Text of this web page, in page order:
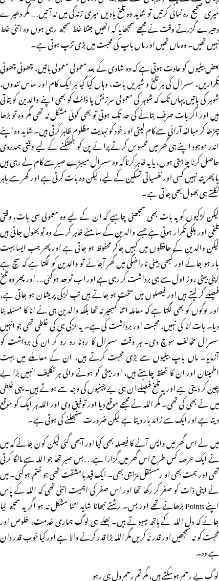
میری صحیح رہ نمائی کرتیں تو شاید وہ تلخ یادیں میری زندگی میں نہ آتیں… مگر دھیرے
دھیرے گزرتے وقت نے مجھے سمجھایا کہ انھیں جتنا غلط سمجھ رہی ہوں وہ اتنی غلط
نہیں تھیں۔ وہ ماں تھیں اور ماں باپ کی محبت میں بڑی تڑپ ہوتی ہے۔
بعض بیٹیوں کو عادت ہوتی ہے کہ وہ شادی کے بعد معمولی معمولی باتیں، چھوٹی چھوٹی
تکراریں، سسرال کی ہر تلخ و شیریں بات، وہاں کیا گیا ہر ایک کام اور ساس نندوں،
شوہر کی باتیں یہاں تک کہ شوہر کی معمولی سرزنش یا ڈانٹ کو بھی اپنے والدین کوبتاتی
ہیں اور اگر بات صرف بتانے کی حد تک ہوتی تو بھی کوئی مشکل نہ تھی مگر وہ تو بڑھا
چڑھا کر مبالغہ آرائی سے کام لیتی اور خود کو نہایت مظلوم ظاہر کرتی ہیں۔ شاید وہ اپنے
اندر موجود اپنے ہی گھر میں محسوس کرتے پرائے پن کو جھٹکنے کے لیے وقتی ہمدردی
حاصل کرنا چاہتی ہوں، یا یہ ظاہر کرنا کہ وہ سسرال میںبڑے صبر سے کام لے رہی ہیں
یا پھر پتہ نہیں کسی اور نفسیاتی تسکین کے لیے، لیکن وہ بات کرتی ہے اور گھر سے باہر
نکلتے ہی بھول بھی جاتی ہے۔
لیکن لڑکیوں کو یہ بات بھی سمجھنی چاہیے کہ ان کے لیے وہ معمولی سی بات، وقتی
تلخی اور ہلکی تکرار ہوتی ہے جسے والدین کے سامنے ظاہر کر کے وہ تو بھول جاتی ہیں
لیکن والدین کے حافظوں میں کہیں جاکر محفوظ ہو جاتی ہے اور پھر جب ایسا بہت
بار ہو جائے اور کبھی بیٹی ناراضگی میں گھر آجائے تو والدین کو لگتا ہے کہ سچ ہے
اپنی بیٹی روزِ اول سے ہی برداشت کر رہی ہے اور اب تو حد ہوگئی… اور پھر وہ تلخ
فیصلے کرلیتے ہیں اور فیصلوں میں سخت ہو جاتے ہیں تب لڑکی پریشان ہو جاتی ہے،
اور لوگوں کو بھی لگتا ہے کہ معاملہ اتنا گمبھیر نہ تھا بلکہ والدین ہی نے انا کا مسئلہ بنا
دیا۔ بات انا کی نہیں، محبت اور برداشت کی ہے۔ یہ لڑکی ہی کی غلطی تھی جو انہیں
سسرال مخالف سوچ دی۔ ہر وقت سسرال کا رونا رو رو کر ان کی برداشت کو
آزمایا۔ ماں باپ بیٹیوں سے بڑی محبت کرتے ہیں، ان کے معاملے میں بہت
اطمینان اور ان کا تحفظ چاہتے ہیں، اور بیٹی کو ہونے والی ہر تکلیف انہیں بڑا بے
چین کر دیتی ہے اور یہ تلخ فیصلے ان ہی بے چینیوں کی وجہ سے ہوتے ہیں۔ یہی غلطی
میں نے بھی کی تھی۔ مگر اللہ نے مجھے موقع دیا اور توفیق دی اور اللہ ہر ایک کو موقع
دیتا ہے اور ایک سے زائد بار دیتا ہے لیکن ضرورت سنبھلنے کی ہوتی ہے۔
میں نے اس گھر میں واپس آنے کا فیصلہ بھی کیا اور آبھی گئی لیکن کون جانے کہ میں
نے ایک عرصہ کس طرح اس گھر میں گزارا ہے… بس صبر تھا جو اللہ سے مانگا کرتی
تھی اور ہمت بھی او رمستقل مزاجی بھی۔ ایک قید بامشقت تھی جو ختم ہوگئی۔ میں
نے اپنی ذات کو صفر کر رکھا تھا اور اس صفر کی اہمیت اتنی تھی کہ اللہ کے پاس
اپنے Points بڑھانے تھے اور بس۔ رشتے نبھانا شاید اتنا مشکل نہ ہو اگر یہ سمجھ لیا
جائے کہ دل اللہ کے ہاتھ میںہوتے ہیں۔ بھلے ہی لوگ ہماری خدمت، خلوص اور
محبت کو نہ سمجھیں اور قدر نہ کریں مگر اللہ بڑا قدر کرنے والا ہے اور کیا خوب قدر دان
ہے وہ۔
لوگ بے رحم ہوسکتے ہیں، مگر تم رحم دل ہی رہو